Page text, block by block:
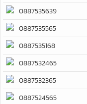
0887535639
0887535565
0887535168
0887532465
0887532365
0887524565